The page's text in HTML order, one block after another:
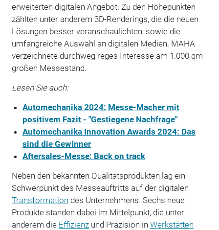
erweiterten digitalen Angebot. Zu den Höhepunkten
zählten unter anderem 3D-Renderings, die die neuen
Lösungen besser veranschaulichten, sowie die
umfangreiche Auswahl an digitalen Medien. MAHA
verzeichnete durchweg reges Interesse am 1.000 qm
großen Messestand.
Lesen Sie auch:
Automechanika 2024: Messe-Macher mit
positivem Fazit - "Gestiegene Nachfrage"
Automechanika Innovation Awards 2024: Das
sind die Gewinner
Aftersales-Messe: Back on track
Neben den bekannten Qualitätsprodukten lag ein
Schwerpunkt des Messeauftritts auf der digitalen
Transformation des Unternehmens. Sechs neue
Produkte standen dabei im Mittelpunkt, die unter
anderem die Effizienzund Präzision in Werkstätten